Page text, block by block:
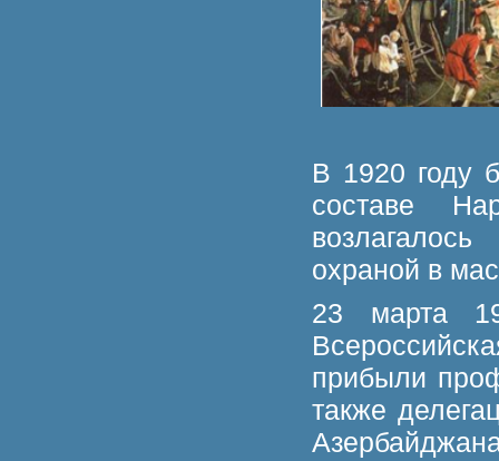
В 1920 году
составе
охраной в
23 марта
прибыли
также